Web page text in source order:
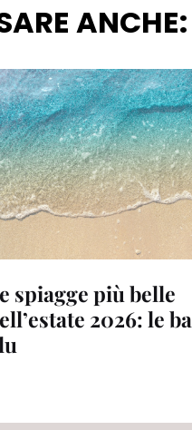
ANCHE:
spiagge più belle
2026: le